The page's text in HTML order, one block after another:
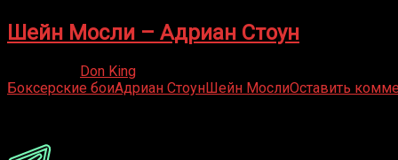
Шейн Мосли – Адриан Стоун
Don King
Боксерские боиАдриан СтоунШейн МослиОставить